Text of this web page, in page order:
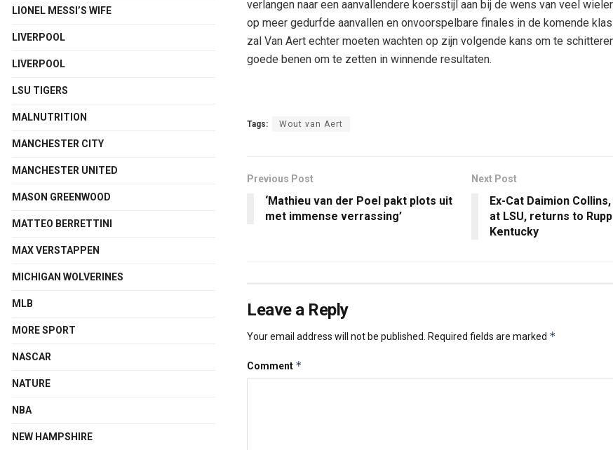
verlangen naar een aanvallendere koersstijl aan bij de wens van veel
op meer gedurfde aanvallen en onvoorspelbare finales in de komende
zal Van Aert echter moeten wachten op zijn volgende kans om te
goede benen om te zetten in winnende resultaten.
Tags: Wout van Aert
Previous Post
‘Mathieu van der Poel pakt plots uit
met immense verrassing’
Next Post
Ex-Cat Daimion
at LSU, returns to
Kentucky
Leave a Reply
Your email address will not be published. Required fields are marked *
Comment *
LIONEL MESSI’S WIFE
LIVERPOOL
LIVERPOOL
LSU TIGERS
MALNUTRITION
MANCHESTER CITY
MANCHESTER UNITED
MASON GREENWOOD
MATTEO BERRETTINI
MAX VERSTAPPEN
MICHIGAN WOLVERINES
MLB
MORE SPORT
NASCAR
NATURE
NBA
NEW HAMPSHIRE